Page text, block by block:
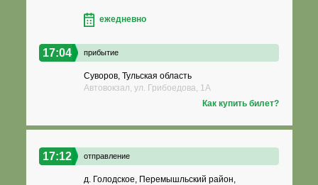
ежедневно
17:04 прибытие
Суворов, Тульская область
Автовокзал, ул. Грибоедова, 1А
Как купить билет?
17:12 отправление
д. Голодское, Перемышльский район,